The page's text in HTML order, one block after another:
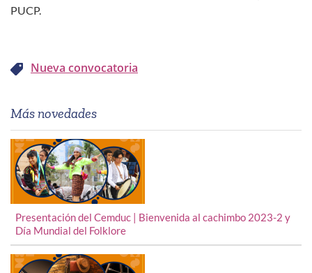
PUCP.
Nueva convocatoria
Más novedades
Presentación del Cemduc | Bienvenida al cachimbo 2023-2 y
Día Mundial del Folklore